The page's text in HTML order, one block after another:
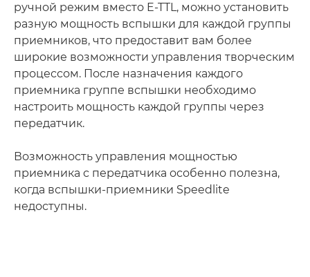
ручной режим вместо E-TTL, можно установить
разную мощность вспышки для каждой группы
приемников, что предоставит вам более
широкие возможности управления творческим
процессом. После назначения каждого
приемника группе вспышки необходимо
настроить мощность каждой группы через
передатчик.
Возможность управления мощностью
приемника с передатчика особенно полезна,
когда вспышки-приемники Speedlite
недоступны.